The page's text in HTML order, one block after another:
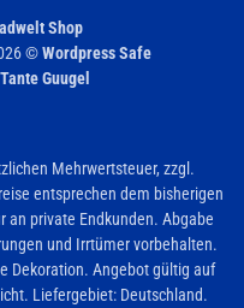
Shop
©Wordpress Safe
Tante Guugel
Mehrwertsteuer, zzgl.
entsprechen dem bisherigen
an private Endkunden. Abgabe
und Irrtümer vorbehalten.
Dekoration. Angebot gültig auf
Liefergebiet: Deutschland.